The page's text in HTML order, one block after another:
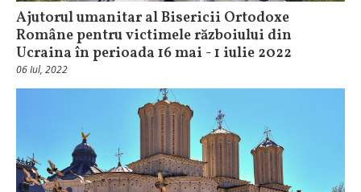
Ajutorul umanitar al Bisericii Ortodoxe
Române pentru victimele războiului din
Ucraina în perioada 16 mai - 1 iulie 2022
06 Iul, 2022